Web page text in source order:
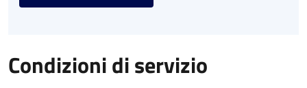
Condizioni di servizio